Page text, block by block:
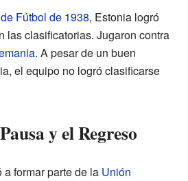
Fútbol de 1938, Estonia logró
las clasificatorias. Jugaron contra
. A pesar de un buen
el equipo no logró clasificarse
y el Regreso
formar parte de la Unión